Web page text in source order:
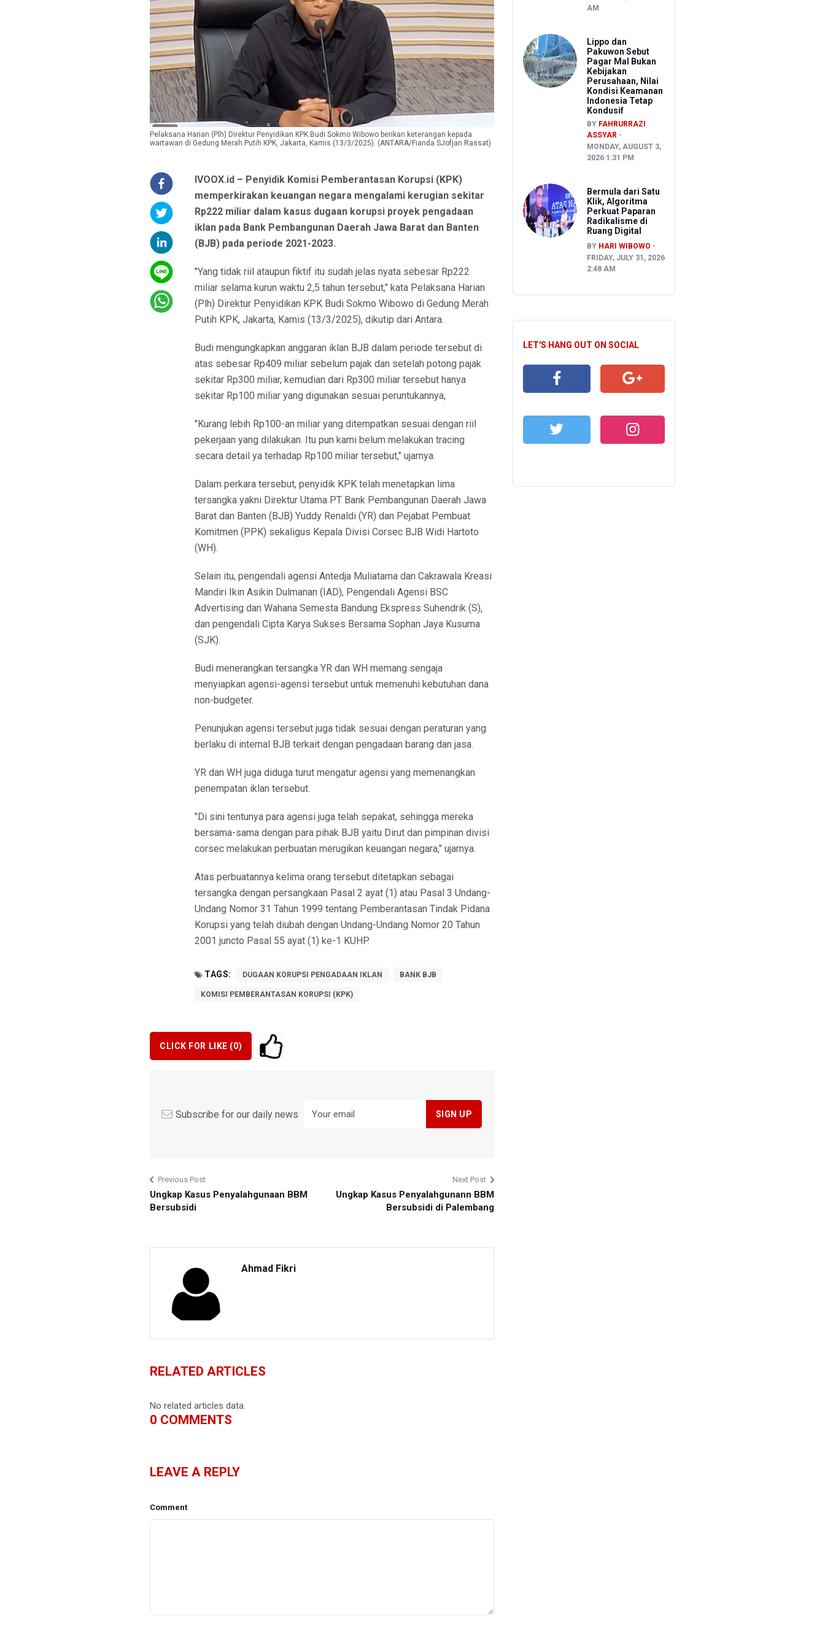
Pelaksana Harian (Plh) Direktur Penyidikan KPK Budi Sokmo Wibowo berikan keterangan kepada
wartawan di Gedung Merah Putih KPK, Jakarta, Kamis (13/3/2025). (ANTARA/Fianda SJofjan Rassat)
IVOOX.id – Penyidik Komisi Pemberantasan Korupsi (KPK)
memperkirakan keuangan negara mengalami kerugian sekitar
Rp222 miliar dalam kasus dugaan korupsi proyek pengadaan
iklan pada Bank Pembangunan Daerah Jawa Barat dan Banten
(BJB) pada periode 2021-2023.
"Yang tidak riil ataupun fiktif itu sudah jelas nyata sebesar Rp222
miliar selama kurun waktu 2,5 tahun tersebut," kata Pelaksana Harian
(Plh) Direktur Penyidikan KPK Budi Sokmo Wibowo di Gedung Merah
Putih KPK, Jakarta, Kamis (13/3/2025), dikutip dari Antara.
Budi mengungkapkan anggaran iklan BJB dalam periode tersebut di
atas sebesar Rp409 miliar sebelum pajak dan setelah potong pajak
sekitar Rp300 miliar, kemudian dari Rp300 miliar tersebut hanya
sekitar Rp100 miliar yang digunakan sesuai peruntukannya,
"Kurang lebih Rp100-an miliar yang ditempatkan sesuai dengan riil
pekerjaan yang dilakukan. Itu pun kami belum melakukan tracing
secara detail ya terhadap Rp100 miliar tersebut," ujarnya.
Dalam perkara tersebut, penyidik KPK telah menetapkan lima
tersangka yakni Direktur Utama PT Bank Pembangunan Daerah Jawa
Barat dan Banten (BJB) Yuddy Renaldi (YR) dan Pejabat Pembuat
Komitmen (PPK) sekaligus Kepala Divisi Corsec BJB Widi Hartoto
(WH).
Selain itu, pengendali agensi Antedja Muliatama dan Cakrawala Kreasi
Mandiri Ikin Asikin Dulmanan (IAD), Pengendali Agensi BSC
Advertising dan Wahana Semesta Bandung Ekspress Suhendrik (S),
dan pengendali Cipta Karya Sukses Bersama Sophan Jaya Kusuma
(SJK).
Budi menerangkan tersangka YR dan WH memang sengaja
menyiapkan agensi-agensi tersebut untuk memenuhi kebutuhan dana
non-budgeter.
Penunjukan agensi tersebut juga tidak sesuai dengan peraturan yang
berlaku di internal BJB terkait dengan pengadaan barang dan jasa.
YR dan WH juga diduga turut mengatur agensi yang memenangkan
penempatan iklan tersebut.
"Di sini tentunya para agensi juga telah sepakat, sehingga mereka
bersama-sama dengan para pihak BJB yaitu Dirut dan pimpinan divisi
corsec melakukan perbuatan merugikan keuangan negara," ujarnya.
Atas perbuatannya kelima orang tersebut ditetapkan sebagai
tersangka dengan persangkaan Pasal 2 ayat (1) atau Pasal 3 Undang-
Undang Nomor 31 Tahun 1999 tentang Pemberantasan Tindak Pidana
Korupsi yang telah diubah dengan Undang-Undang Nomor 20 Tahun
2001 juncto Pasal 55 ayat (1) ke-1 KUHP.
TAGS: DUGAAN KORUPSI PENGADAAN IKLAN BANK BJB
KOMISI PEMBERANTASAN KORUPSI (KPK)
CLICK FOR LIKE (0)
Subscribe for our daily news
Previous Post
Ungkap Kasus Penyalahgunaan BBM
Bersubsidi
Next Post
Ungkap Kasus Penyalahgunann BBM
Bersubsidi di Palembang
Ahmad Fikri
RELATED ARTICLES
No related articles data.
0 COMMENTS
LEAVE A REPLY
Comment
AM
Lippo dan
Pakuwon Sebut
Pagar Mal Bukan
Kebijakan
Perusahaan, Nilai
Kondisi Keamanan
Indonesia Tetap
Kondusif
BY FAHRURRAZI
ASSYAR
MONDAY, AUGUST 3,
2026 1:31 PM
Bermula dari Satu
Klik, Algoritma
Perkuat Paparan
Radikalisme di
Ruang Digital
BY HARI WIBOWO
FRIDAY, JULY 31, 2026
2:48 AM
LET'S HANG OUT ON SOCIAL